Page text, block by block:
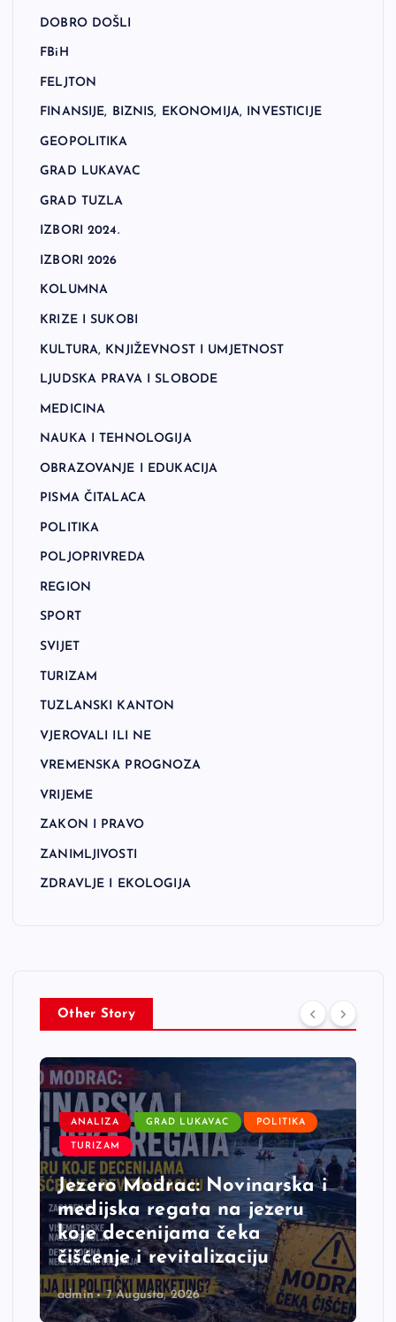
DOBRO DOŠLI
FBiH
FELJTON
FINANSIJE, BIZNIS, EKONOMIJA, INVESTICIJE
GEOPOLITIKA
GRAD LUKAVAC
GRAD TUZLA
IZBORI 2024.
IZBORI 2026
KOLUMNA
KRIZE I SUKOBI
KULTURA, KNJIŽEVNOST I UMJETNOST
LJUDSKA PRAVA I SLOBODE
MEDICINA
NAUKA I TEHNOLOGIJA
OBRAZOVANJE I EDUKACIJA
PISMA ČITALACA
POLITIKA
POLJOPRIVREDA
REGION
SPORT
SVIJET
TURIZAM
TUZLANSKI KANTON
VJEROVALI ILI NE
VREMENSKA PROGNOZA
VRIJEME
ZAKON I PRAVO
ZANIMLJIVOSTI
ZDRAVLJE I EKOLOGIJA
Other Story
ANALIZA GRAD LUKAVAC POLITIKA
TURIZAM
Jezero Modrac: Novinarska i
medijska regata na jezeru
koje decenijama čeka
čišćenje i revitalizaciju
admin 7 Augusta, 2026